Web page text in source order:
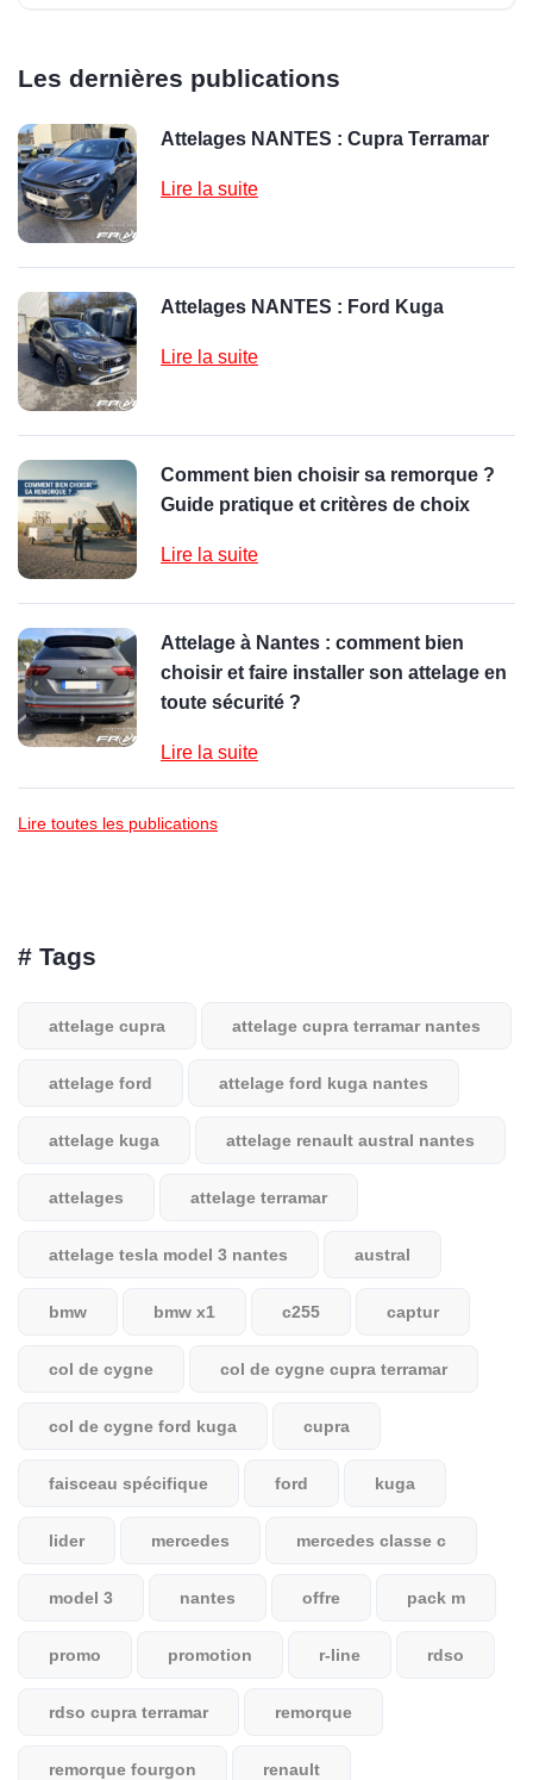
Les dernières publications
Attelages NANTES : Cupra Terramar
Lire la suite
Attelages NANTES : Ford Kuga
Lire la suite
Comment bien choisir sa remorque ?
Guide pratique et critères de choix
Lire la suite
Attelage à Nantes : comment bien
choisir et faire installer son attelage en
toute sécurité ?
Lire la suite
Lire toutes les publications
# Tags
attelage cupra attelage cupra terramar nantes
attelage ford attelage ford kuga nantes
attelage kuga attelage renault austral nantes
attelages attelage terramar
attelage tesla model 3 nantes austral
bmw bmw x1 c255 captur
col de cygne col de cygne cupra terramar
col de cygne ford kuga cupra
faisceau spécifique ford kuga
lider mercedes mercedes classe c
model 3 nantes offre pack m
promo promotion r-line rdso
rdso cupra terramar remorque
remorque fourgon renault